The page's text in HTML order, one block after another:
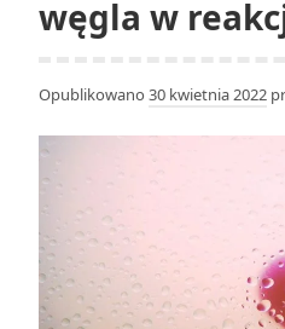
Linneusza
określony
węgla w
Opublikowano 30 kwietnia 2022